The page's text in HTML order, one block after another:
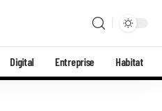
Digital Entreprise Habitat